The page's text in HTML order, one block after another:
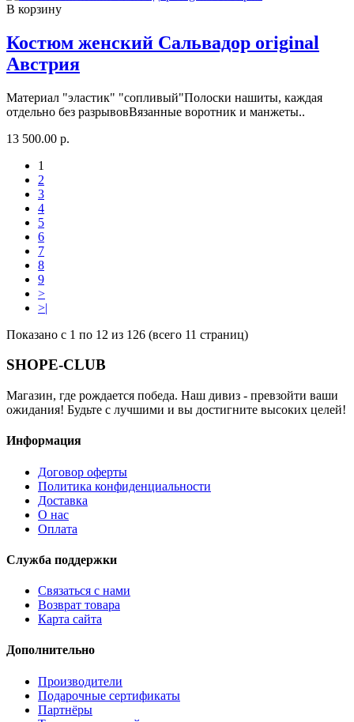
В корзину
Костюм женский Сальвадор original
Австрия
Материал "эластик" "сопливый"Полоски нашиты, каждая
отдельно без разрывовВязанные воротник и манжеты..
13 500.00 р.
1
2
3
4
5
6
7
8
9
>
>|
Показано с 1 по 12 из 126 (всего 11 страниц)
SHOPE-CLUB
Магазин, где рождается победа. Наш дивиз - превзойти ваши
ожидания! Будьте с лучшими и вы достигните высоких целей!
Информация
Договор оферты
Политика конфиденциальности
Доставка
О нас
Оплата
Служба поддержки
Связаться с нами
Возврат товара
Карта сайта
Дополнительно
Производители
Подарочные сертификаты
Партнёры